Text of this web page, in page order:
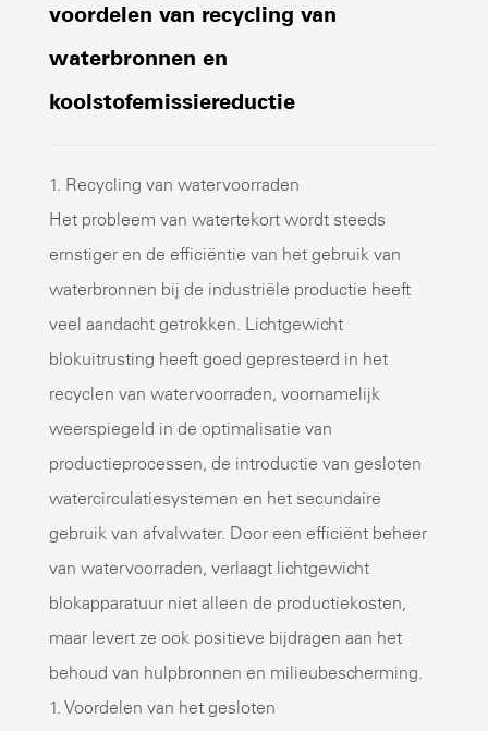
voordelen van recycling van
waterbronnen en
koolstofemissiereductie
1. Recycling van watervoorraden
Het probleem van watertekort wordt steeds
ernstiger en de efficiëntie van het gebruik van
waterbronnen bij de industriële productie heeft
veel aandacht getrokken. Lichtgewicht
blokuitrusting heeft goed gepresteerd in het
recyclen van watervoorraden, voornamelijk
weerspiegeld in de optimalisatie van
productieprocessen, de introductie van gesloten
watercirculatiesystemen en het secundaire
gebruik van afvalwater. Door een efficiënt beheer
van watervoorraden, verlaagt lichtgewicht
blokapparatuur niet alleen de productiekosten,
maar levert ze ook positieve bijdragen aan het
behoud van hulpbronnen en milieubescherming.
1. Voordelen van het gesloten